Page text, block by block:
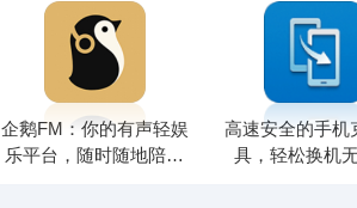
企鹅FM：你的有声轻娱
乐平台，随时随地陪伴
高速安全的手机
具，轻松换机